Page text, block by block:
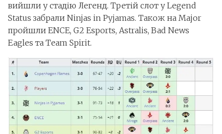
вийшли у стадію Легенд. Третій слот у Legend
Status забрали Ninjas in Pyjamas. Також на Major
пройшли ENCE, G2 Esports, Astralis, Bad News
Eagles та Team Spirit.